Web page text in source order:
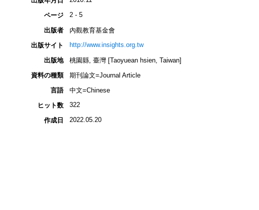
ページ 2 - 5
出版者
內觀教育基金會
出版サイト
http://www.insights.org.tw
出版地
桃園縣, 臺灣 [Taoyuean hsien, Taiwan]
資料の種類
期刊論文=Journal Article
言語
中文=Chinese
ヒット数
322
作成日 2022.05.20